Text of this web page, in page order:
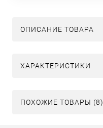
ОПИСАНИЕ ТОВАРА
ХАРАКТЕРИСТИКИ
ПОХОЖИЕ ТОВАРЫ (8)